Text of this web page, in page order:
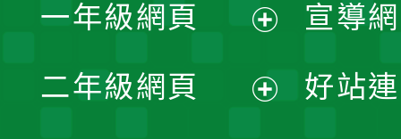
一年級網頁
開
二年級網頁
宣導
好站